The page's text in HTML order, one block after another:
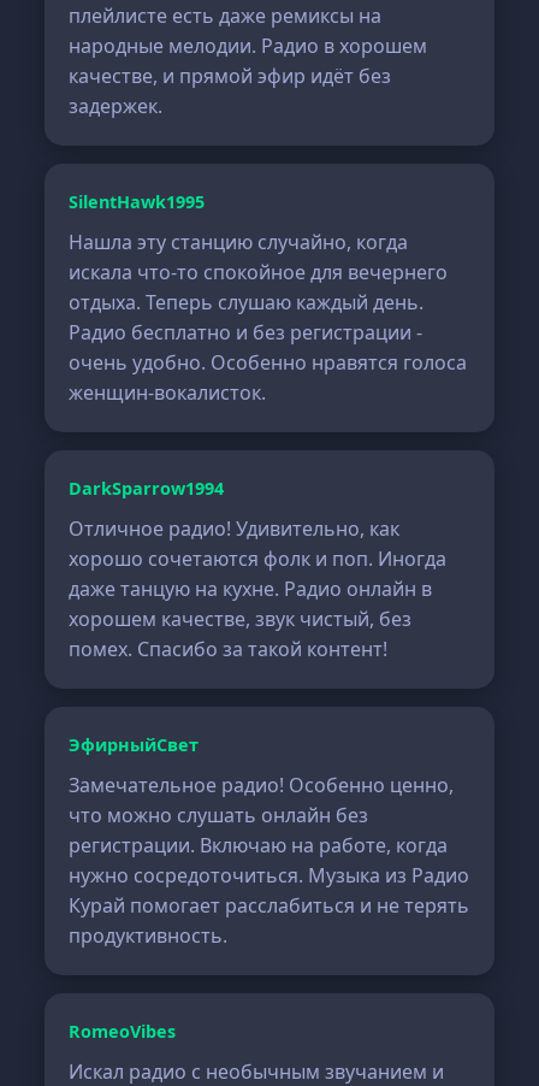
плейлисте есть даже ремиксы на
народные мелодии. Радио в хорошем
качестве, и прямой эфир идёт без
задержек.
SilentHawk1995
Нашла эту станцию случайно, когда
искала что-то спокойное для вечернего
отдыха. Теперь слушаю каждый день.
Радио бесплатно и без регистрации -
очень удобно. Особенно нравятся голоса
женщин-вокалисток.
DarkSparrow1994
Отличное радио! Удивительно, как
хорошо сочетаются фолк и поп. Иногда
даже танцую на кухне. Радио онлайн в
хорошем качестве, звук чистый, без
помех. Спасибо за такой контент!
ЭфирныйСвет
Замечательное радио! Особенно ценно,
что можно слушать онлайн без
регистрации. Включаю на работе, когда
нужно сосредоточиться. Музыка из Радио
Курай помогает расслабиться и не терять
продуктивность.
RomeoVibes
Искал радио с необычным звучанием и